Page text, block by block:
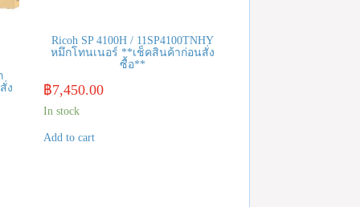
ง
Ricoh SP 4100H / 11SP4100TNHY
หมึกโทนเนอร์ **เช็คสินค้าก่อนสั่ง
ซื้อ**
฿7,450.00
In stock
Add to cart